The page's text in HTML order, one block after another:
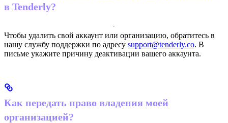
в Tenderly?
Чтобы удалить свой аккаунт или организацию, обратитесь в
нашу службу поддержки по адресу support@tenderly.co. В
письме укажите причину деактивации вашего аккаунта.
Как передать право владения моей
организацией?